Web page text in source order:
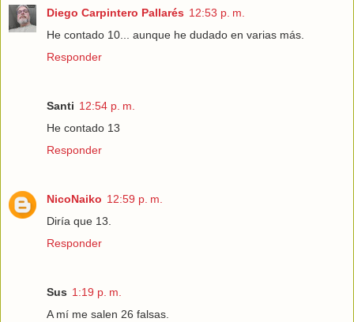
Diego Carpintero Pallarés 12:53 p. m.
He contado 10... aunque he dudado en varias más.
Responder
Santi 12:54 p. m.
He contado 13
Responder
NicoNaiko 12:59 p. m.
Diría que 13.
Responder
Sus 1:19 p. m.
A mí me salen 26 falsas.